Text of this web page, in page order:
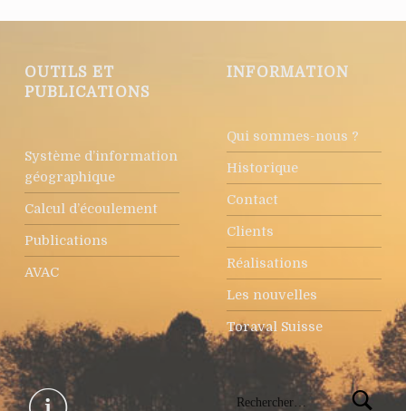
OUTILS ET
PUBLICATIONS
Système d’information
géographique
Calcul d’écoulement
Publications
AVAC
INFORMATION
Qui sommes-nous ?
Historique
Contact
Clients
Réalisations
Les nouvelles
Toraval Suisse
Rechercher :